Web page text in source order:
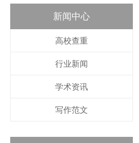
新闻中心
高校查重
行业新闻
学术资讯
写作范文